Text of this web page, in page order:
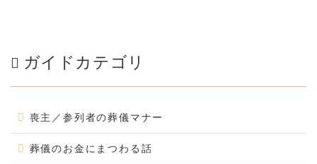
ガイドカテゴリ
喪主／参列者の葬儀マナー
葬儀のお金にまつわる話